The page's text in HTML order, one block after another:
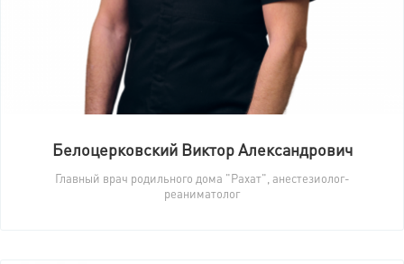
Белоцерковский Виктор Александрович
Главный врач родильного дома "Рахат", анестезиолог-
реаниматолог